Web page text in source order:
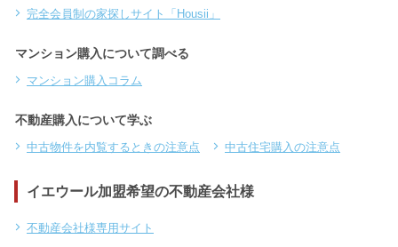
完全会員制の家探しサイト「Housii」
マンション購入について調べる
マンション購入コラム
不動産購入について学ぶ
中古物件を内覧するときの注意点 中古住宅購入の注意点
イエウール加盟希望の不動産会社様
不動産会社様専用サイト